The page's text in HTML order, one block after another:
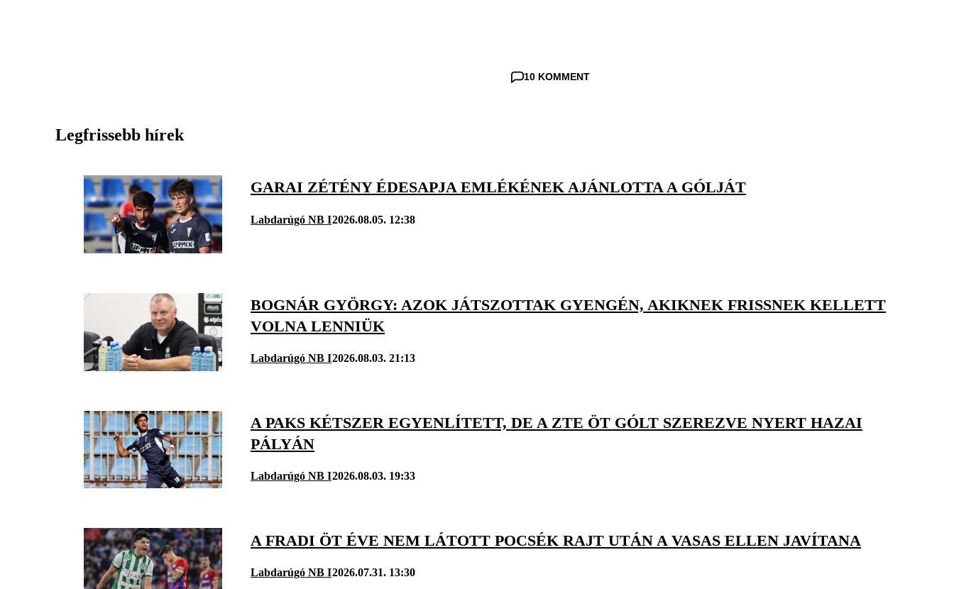
10 KOMMENT
Legfrissebb hírek
GARAI ZÉTÉNY ÉDESAPJA EMLÉKÉNEK AJÁNLOTTA A GÓLJÁT
Labdarúgó NB I2026.08.05. 12:38
BOGNÁR GYÖRGY: AZOK JÁTSZOTTAK GYENGÉN, AKIKNEK FRISSNEK KELLETT
VOLNA LENNIÜK
Labdarúgó NB I2026.08.03. 21:13
A PAKS KÉTSZER EGYENLÍTETT, DE A ZTE ÖT GÓLT SZEREZVE NYERT HAZAI
PÁLYÁN
Labdarúgó NB I2026.08.03. 19:33
A FRADI ÖT ÉVE NEM LÁTOTT POCSÉK RAJT UTÁN A VASAS ELLEN JAVÍTANA
Labdarúgó NB I2026.07.31. 13:30